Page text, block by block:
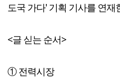
도국 가다' 기획 기사를 연재
<글 싣는 순서>
① 전력시장